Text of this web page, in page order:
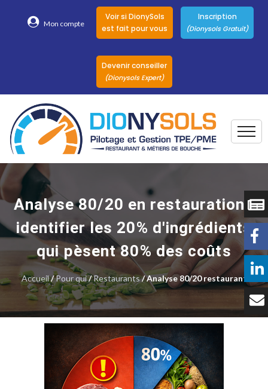
Mon compte
Voir si DionySols
est fait pour vous
Inscription
(Dionysols Gratuit)
Devenir conseiller
(Dionysols Expert)
Nos conseillers
DionySols
Nos versions
Nos autres
Solutions
Témoignages
Tarifs
Contact
Analyse 80/20 en restauration :
identifier les 20% d'ingrédients
qui pèsent 80% des coûts
Accueil/Pour qui/Restaurants/ Analyse 80/20 restaurant